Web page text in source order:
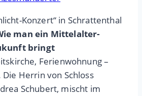
Konzert“ in Schrattenthal
man ein Mittelalter-
bringt
Ferienwohnung –
Herrin von Schloss
Schubert, mischt im